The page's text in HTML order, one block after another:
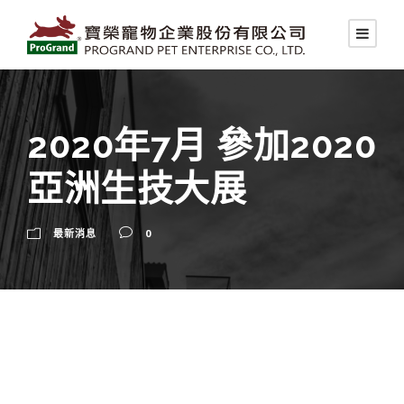
2020年7月 參加2020
亞洲生技大展
最新消息 0